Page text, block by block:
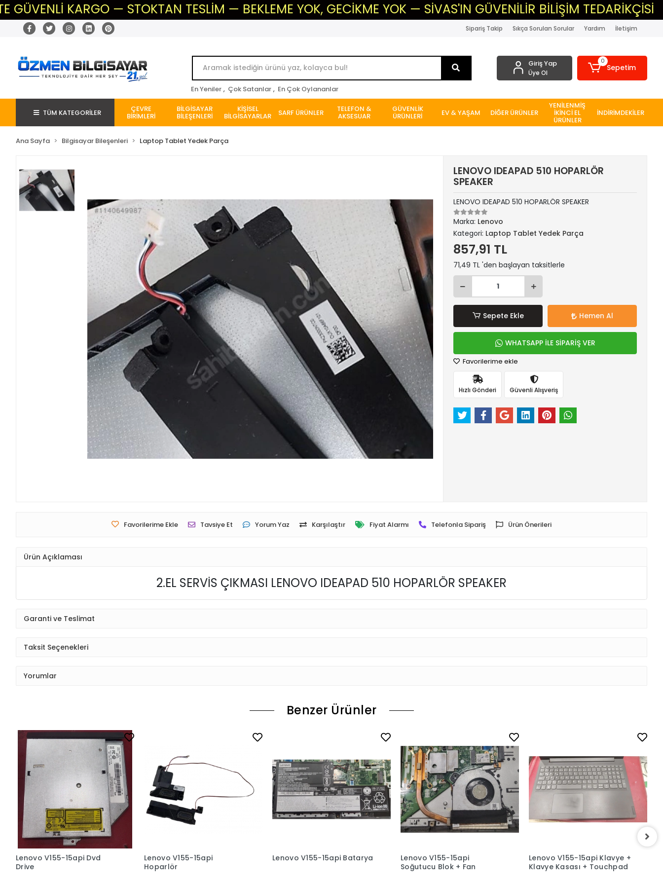
KARGO — STOKTAN TESLİM — BEKLEME YOK, GECİKME YOK — SİVAS'IN GÜVENİLİR BİLİŞİM TEDARİKÇİSİ
Sipariş Takip Sıkça Sorulan Sorular Yardım İletişim
En Yeniler , Çok Satanlar , En Çok Oylananlar
Giriş Yap
Üye Ol
0
Sepetim
TÜM KATEGORİLER ÇEVRE
BİRİMLERİ
BİLGİSAYAR
BİLEŞENLERİ
KİŞİSEL
BİLGİSAYARLAR SARF ÜRÜNLER TELEFON &
AKSESUAR
GÜVENLİK
ÜRÜNLERİ EV & YAŞAM DİĞER ÜRÜNLER
YENİLENMİŞ
İKİNCİ EL
ÜRÜNLER
İNDİRİMDEKİLER
Ana Sayfa Bilgisayar Bileşenleri Laptop Tablet Yedek Parça
LENOVO IDEAPAD 510 HOPARLÖR
SPEAKER
LENOVO IDEAPAD 510 HOPARLÖR SPEAKER
Marka: Lenovo
Kategori: Laptop Tablet Yedek Parça
857,91 TL
71,49 TL 'den başlayan taksitlerle
Sepete Ekle Hemen Al
WHATSAPP İLE SİPARİŞ VER
Favorilerime ekle
Hızlı Gönderi Güvenli Alışveriş
Favorilerime Ekle Tavsiye Et Yorum Yaz Karşılaştır Fiyat Alarmı Telefonla Sipariş Ürün Önerileri
Ürün Açıklaması
2.EL SERVİS ÇIKMASI LENOVO IDEAPAD 510 HOPARLÖR SPEAKER
Garanti ve Teslimat
Taksit Seçenekleri
Yorumlar
Benzer Ürünler
Lenovo V155-15api Dvd
Drive
Lenovo V155-15api
Hoparlör
Lenovo V155-15api Batarya
Lenovo V155-15api
Soğutucu Blok + Fan
Lenovo V155-15api Klavye +
Klavye Kasası + Touchpad